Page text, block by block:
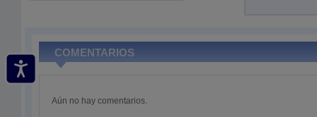
COMENTARIOS
Aún no hay comentarios.